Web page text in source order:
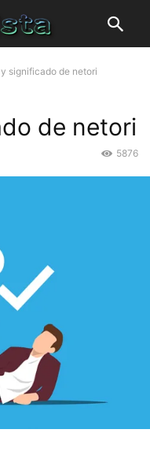
significado de netori
de netori
5876